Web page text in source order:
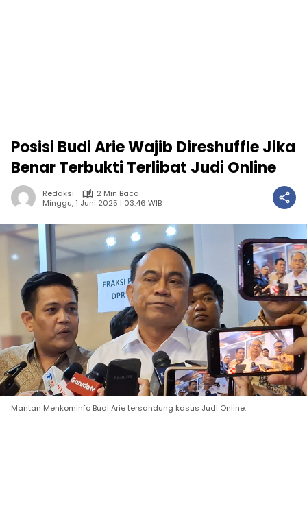
Posisi Budi Arie Wajib Direshuffle Jika
Benar Terbukti Terlibat Judi Online
Redaksi
2 Min Baca
Minggu, 1 Juni 2025 | 03:46 WIB
Mantan Menkominfo Budi Arie tersandung kasus Judi Online.